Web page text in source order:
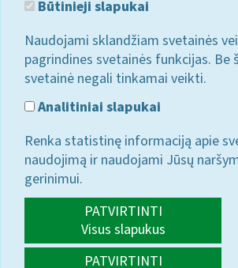
Būtinieji slapukai
Naudojami sklandžiam svetainės
pagrindines svetainės funkcijas. Be
svetainė negali tinkamai veikti.
Analitiniai slapukai
Renka statistinę informaciją apie
naudojimą ir naudojami Jūsų
gerinimui.
PATVIRTINTI
Visus slapukus
PATVIRTINTI